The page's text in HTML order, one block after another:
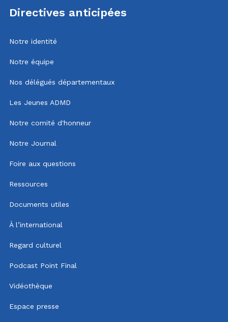
Directives anticipées
Notre identité
Notre équipe
Nos délégués départementaux
Les Jeunes ADMD
Notre comité d'honneur
Notre Journal
Foire aux questions
Ressources
Documents utiles
À l’international
Regard culturel
Podcast Point Final
Vidéothèque
Espace presse